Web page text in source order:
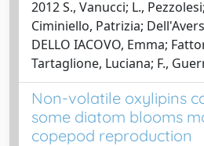
2012 S., Vanucci; L.,
Ciminiello, Patrizia;
DELLO IACOVO, Emma;
Tartaglione, Luciana; F.,
Non-volatile oxylipins
some diatom blooms
copepod reproduction